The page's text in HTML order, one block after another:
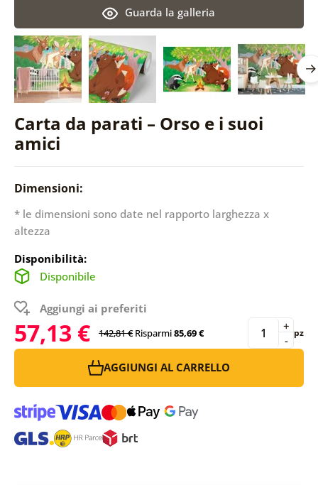
Carta da parati – Orso e i suoi
amici
Guarda la galleria
Dimensioni:
* le dimensioni sono date nel rapporto larghezza x
altezza
Disponibilità:
Disponibile
Aggiungi ai preferiti
57,13 € 142,81 € Risparmi85,69 € -
+ pz
AGGIUNGI AL CARRELLO